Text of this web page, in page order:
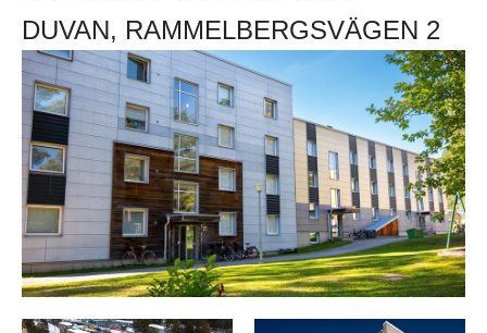
DUVAN, RAMMELBERGSVÄGEN 2